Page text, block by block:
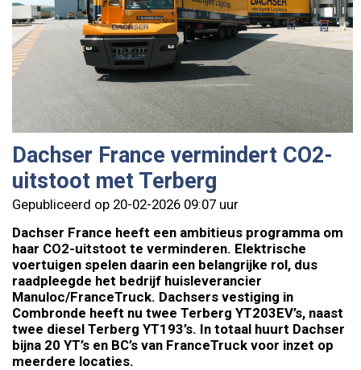
Dachser France vermindert CO2-
uitstoot met Terberg
Gepubliceerd op 20-02-2026 09:07 uur
Dachser France heeft een ambitieus programma om
haar CO2-uitstoot te verminderen. Elektrische
voertuigen spelen daarin een belangrijke rol, dus
raadpleegde het bedrijf huisleverancier
Manuloc/FranceTruck. Dachsers vestiging in
Combronde heeft nu twee Terberg YT203EV’s, naast
twee diesel Terberg YT193’s. In totaal huurt Dachser
bijna 20 YT’s en BC’s van FranceTruck voor inzet op
meerdere locaties.